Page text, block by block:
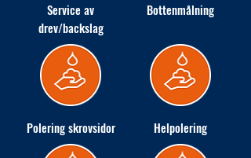
Service av
drev/backslag
Bottenmålning
Polering skrovsidor Helpolering